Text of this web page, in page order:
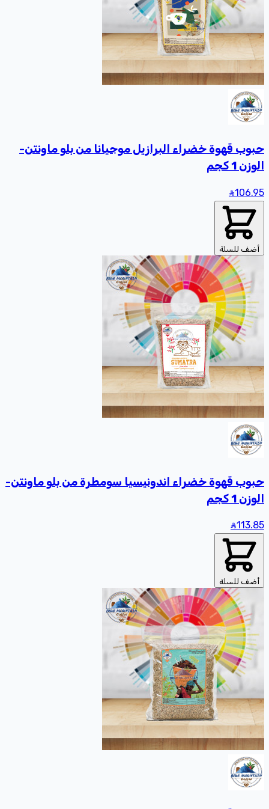
حبوب قهوة خضراء البرازيل موجيانا من بلو ماونتن-
الوزن 1 كجم
106.95
أضف للسلة
حبوب قهوة خضراء اندونيسيا سومطرة من بلو ماونتن-
الوزن 1 كجم
113.85
أضف للسلة